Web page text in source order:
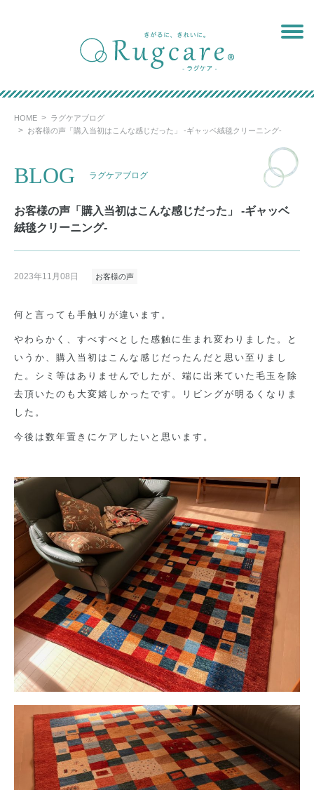
HOME
ラグケアブログ
お客様の声「購入当初はこんな感じだった」 -ギャッベ絨毯クリーニング-
BLOG ラグケアブログ
お客様の声「購入当初はこんな感じだった」 -ギャッベ
絨毯クリーニング-
2023年11月08日 お客様の声
何と言っても手触りが違います。
やわらかく、すべすべとした感触に生まれ変わりました。と
いうか、購入当初はこんな感じだったんだと思い至りまし
た。シミ等はありませんでしたが、端に出来ていた毛玉を除
去頂いたのも大変嬉しかったです。リビングが明るくなりま
した。
今後は数年置きにケアしたいと思います。